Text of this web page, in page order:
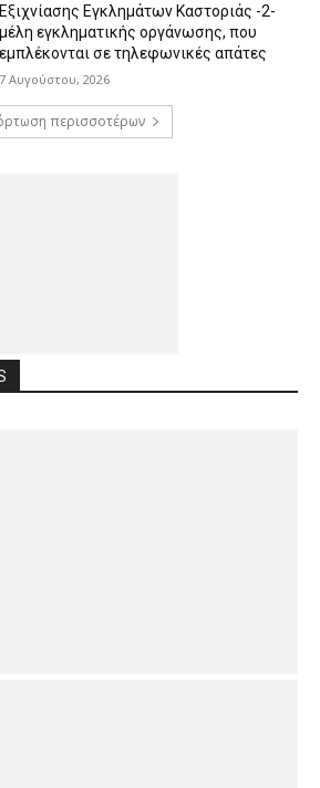
Εξιχνίασης Εγκλημάτων Καστοριάς -2-
μέλη εγκληματικής οργάνωσης, που
εμπλέκονται σε τηλεφωνικές απάτες
7 Αυγούστου, 2026
περισσοτέρων